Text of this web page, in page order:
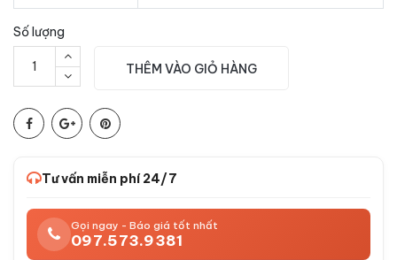
Số lượng
THÊM VÀO GIỎ HÀNG
Tư vấn miễn phí 24/7
Gọi ngay - Báo giá tốt nhất
097.573.9381